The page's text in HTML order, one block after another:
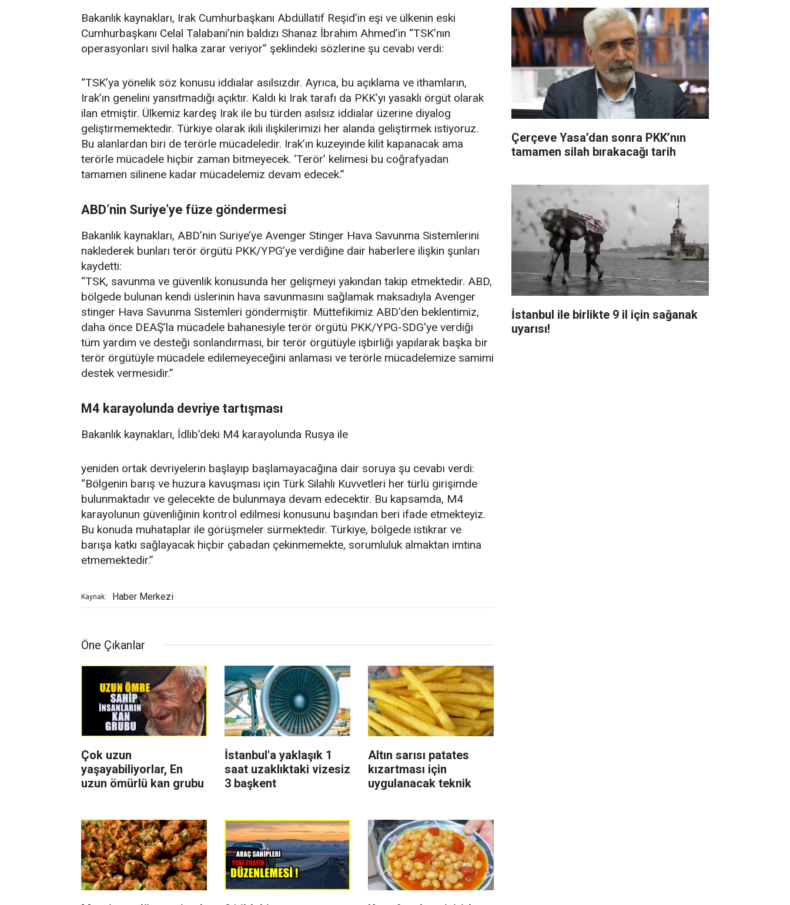
Bakanlık kaynakları, Irak Cumhurbaşkanı Abdüllatif Reşid’in eşi ve ülkenin eski
Cumhurbaşkanı Celal Talabani’nin baldızı Shanaz İbrahim Ahmed’in “TSK’nın
operasyonları sivil halka zarar veriyor” şeklindeki sözlerine şu cevabı verdi:
“TSK’ya yönelik söz konusu iddialar asılsızdır. Ayrıca, bu açıklama ve ithamların,
Irak’ın genelini yansıtmadığı açıktır. Kaldı ki Irak tarafı da PKK’yı yasaklı örgüt olarak
ilan etmiştir. Ülkemiz kardeş Irak ile bu türden asılsız iddialar üzerine diyalog
geliştirmemektedir. Türkiye olarak ikili ilişkilerimizi her alanda geliştirmek istiyoruz.
Bu alanlardan biri de terörle mücadeledir. Irak’ın kuzeyinde kilit kapanacak ama
terörle mücadele hiçbir zaman bitmeyecek. ‘Terör’ kelimesi bu coğrafyadan
tamamen silinene kadar mücadelemiz devam edecek.”
ABD’nin Suriye’ye füze göndermesi
Bakanlık kaynakları, ABD’nin Suriye’ye Avenger Stinger Hava Savunma Sistemlerini
naklederek bunları terör örgütü PKK/YPG’ye verdiğine dair haberlere ilişkin şunları
kaydetti:
“TSK, savunma ve güvenlik konusunda her gelişmeyi yakından takip etmektedir. ABD,
bölgede bulunan kendi üslerinin hava savunmasını sağlamak maksadıyla Avenger
stinger Hava Savunma Sistemleri göndermiştir. Müttefikimiz ABD'den beklentimiz,
daha önce DEAŞ’la mücadele bahanesiyle terör örgütü PKK/YPG-SDG'ye verdiği
tüm yardım ve desteği sonlandırması, bir terör örgütüyle işbirliği yapılarak başka bir
terör örgütüyle mücadele edilemeyeceğini anlaması ve terörle mücadelemize samimi
destek vermesidir.”
M4 karayolunda devriye tartışması
Bakanlık kaynakları, İdlib’deki M4 karayolunda Rusya ile
yeniden ortak devriyelerin başlayıp başlamayacağına dair soruya şu cevabı verdi:
“Bölgenin barış ve huzura kavuşması için Türk Silahlı Kuvvetleri her türlü girişimde
bulunmaktadır ve gelecekte de bulunmaya devam edecektir. Bu kapsamda, M4
karayolunun güvenliğinin kontrol edilmesi konusunu başından beri ifade etmekteyiz.
Bu konuda muhataplar ile görüşmeler sürmektedir. Türkiye, bölgede istikrar ve
barışa katkı sağlayacak hiçbir çabadan çekinmemekte, sorumluluk almaktan imtina
etmemektedir.”
Kaynak: Haber Merkezi
Öne Çıkanlar
Çok uzun
yaşayabiliyorlar, En
uzun ömürlü kan grubu
İstanbul'a yaklaşık 1
saat uzaklıktaki vizesiz
3 başkent
Altın sarısı patates
kızartması için
uygulanacak teknik
Çerçeve Yasa’dan sonra PKK’nın
tamamen silah bırakacağı tarih
İstanbul ile birlikte 9 il için sağanak
uyarısı!